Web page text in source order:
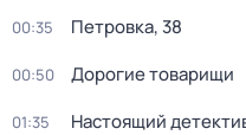
00:35 Петровка, 38
00:50 Дорогие товарищи
01:35 Настоящий